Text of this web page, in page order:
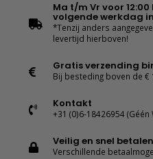
Ma t/m Vr voor 12:00
volgende werkdag
*Tenzij anders
levertijd hierboven!
Gratis verzending
Bij besteding boven de €
Kontakt
+31 (0)6-18426954
Veilig en snel betalen
Verschillende